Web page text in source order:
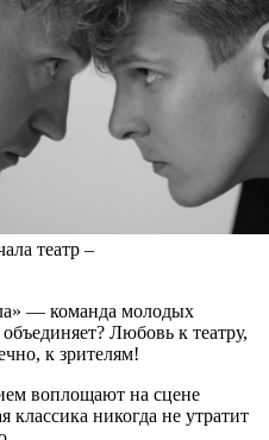
театр –
— команда молодых
Любовь к театру,
к зрителям!
воплощают на сцене
классика никогда не утратит